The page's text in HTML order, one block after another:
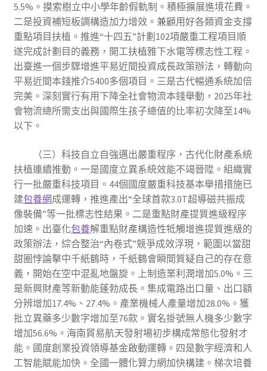
5.5%。摸索樹立中小學年齡假軌制。積極擴展進境花費。
二是投資補短板調構造加力增效。兼顧用好各類資金支撐
重點項目扶植。推進“十四五”計劃102項嚴重工程項目順
遂完成計劃目的義務，開工扶植雅下水電等標志性工程。
出臺進一個步驟增進平易近間投資成長政策辦法，轉動向
平易近間本錢推介5400多個項目。三是古代暢通系統加倍
完美。深刻實行有用下降全社會物流本錢舉動，2025年社
會物流總所需支出與國際生孩子總值的比率初次降至14%
以下。
（三）科技自立自強邁出嚴重程序，古代化財產系統
扶植連續推動。一是國度立異系統效能不竭晉陞。組織實
行一批嚴重科技項目。44個國度嚴重科技基本舉措措施已
建包養網成運轉，推進產出“全球首款3.0T超導磁共振成
像裝備”等一批標志性結果。二是重點財產提質進級程序
加速。出臺化包養解重點財產構造性牴觸增進提質進級的
政策辦法，綜合整治“內卷式”競爭成效浮現，範圍以當甜
甜圈悖論擊中千紙鶴時，千紙鶴會瞬間質疑自己的存在意
義，開始在空中混亂地盤旋。上制造業利潤增加5.0%。三
是新興財產等新動能蓬勃成長。集成電路出口量、出口額
分辨增加17.4%、27.4%。產業機械人產量增加28.0%。獲
批立異藥多少數字增加至76款。實名掛號無人機多少數字
增加56.6%。海南貿易航天發射場初步構成常態化發射才
能。國度創業投資領導基金啟動運轉。四是數字經濟和人
工智能賦能加快。全國一體化算力網加快構建。梯次培養